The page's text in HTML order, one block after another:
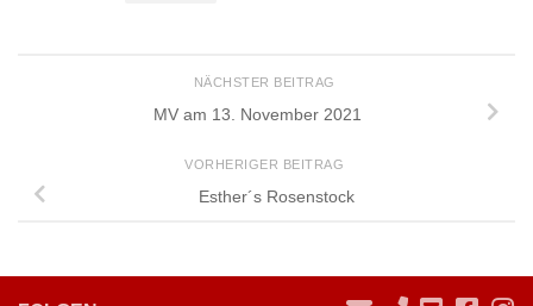
NÄCHSTER BEITRAG
MV am 13. November 2021
VORHERIGER BEITRAG
Esther´s Rosenstock